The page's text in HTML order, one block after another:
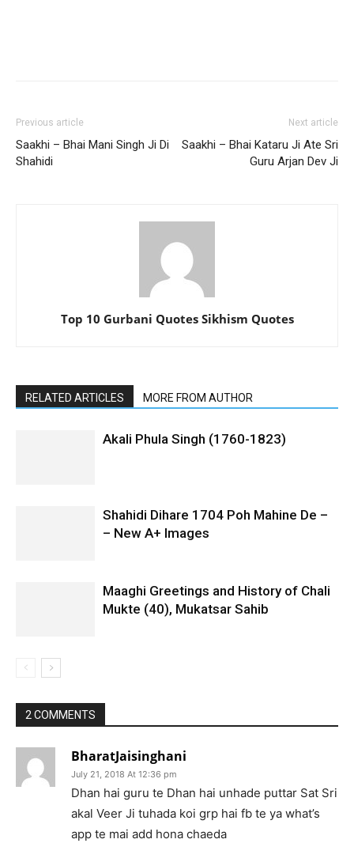
Previous article
Saakhi – Bhai Mani Singh Ji Di
Shahidi
Next article
Saakhi – Bhai Kataru Ji Ate Sri
Guru Arjan Dev Ji
Top 10 Gurbani Quotes Sikhism Quotes
RELATED ARTICLES MORE FROM AUTHOR
Akali Phula Singh (1760-1823)
Shahidi Dihare 1704 Poh Mahine De –
– New A+ Images
Maaghi Greetings and History of Chali
Mukte (40), Mukatsar Sahib
2 COMMENTS
BharatJaisinghani
July 21, 2018 At 12:36 pm
Dhan hai guru te Dhan hai unhade puttar Sat Sri
akal Veer Ji tuhada koi grp hai fb te ya what’s
app te mai add hona chaeda